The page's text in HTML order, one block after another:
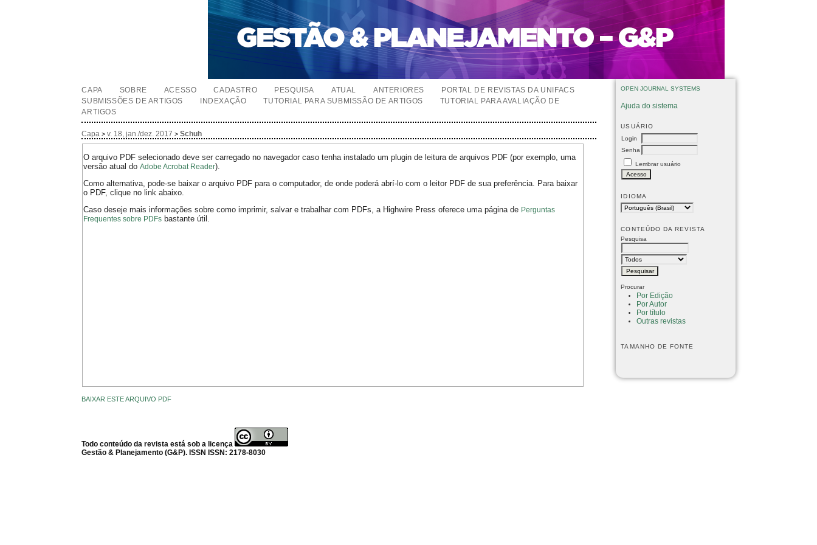
OPEN JOURNAL SYSTEMS
Ajuda do sistema
USUÁRIO
Login
Senha
Lembrar usuário
IDIOMA
CONTEÚDO DA REVISTA
Pesquisa
Procurar
Por Edição
Por Autor
Por título
Outras revistas
TAMANHO DE FONTE
CAPA SOBRE ACESSO CADASTRO PESQUISA ATUAL ANTERIORES
PORTAL DE REVISTAS DA UNIFACS
SUBMISSÕES DE ARTIGOS
INDEXAÇÃO TUTORIAL PARA SUBMISSÃO DE ARTIGOS
TUTORIAL PARA AVALIAÇÃO DE
ARTIGOS
Capa >v. 18, jan./dez. 2017 >Schuh
O arquivo PDF selecionado deve ser carregado no navegador caso tenha instalado um plugin de leitura de arquivos PDF (por exemplo, uma
versão atual doAdobe Acrobat Reader).
Como alternativa, pode-se baixar o arquivo PDF para o computador, de onde poderá abrí-lo com o leitor PDF de sua preferência. Para baixar
o PDF, clique no link abaixo.
Caso deseje mais informações sobre como imprimir, salvar e trabalhar com PDFs, a Highwire Press oferece uma página de Perguntas
Frequentes sobre PDFs bastante útil.
BAIXAR ESTE ARQUIVO PDF
Todo conteúdo da revista está sob a licença
Gestão & Planejamento (G&P). ISSN ISSN: 2178-8030